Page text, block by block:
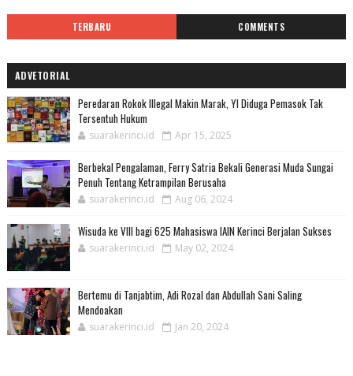
TERBARU COMMENTS
ADVETORIAL
Peredaran Rokok Illegal Makin Marak, YI Diduga Pemasok Tak
Tersentuh Hukum
suarakerinci.id Apr 15, 2025
Berbekal Pengalaman, Ferry Satria Bekali Generasi Muda Sungai
Penuh Tentang Ketrampilan Berusaha
suarakerinci.id Aug 06, 2024
Wisuda ke VIII bagi 625 Mahasiswa IAIN Kerinci Berjalan Sukses
suarakerinci.id May 02, 2024
Bertemu di Tanjabtim, Adi Rozal dan Abdullah Sani Saling
Mendoakan
suarakerinci.id Jan 20, 2024